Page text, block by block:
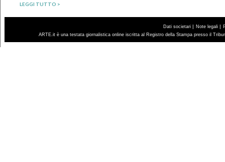
LEGGI TUTTO >
Dati societari | Note legali |
ARTE.it è una testata giornalistica online iscritta al Registro della Stampa presso il